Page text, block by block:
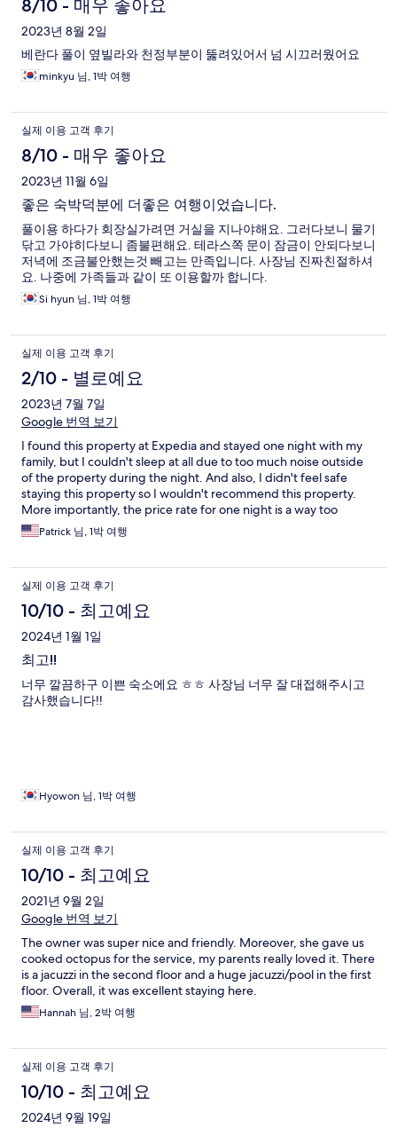
8/10 - 매우 좋아요
2023년 8월 2일
베란다 풀이 옆빌라와 천정부분이 뚫려있어서 넘 시끄러웠어요
minkyu 님, 1박 여행
실제 이용 고객 후기
8/10 - 매우 좋아요
2023년 11월 6일
좋은 숙박덕분에 더좋은 여행이었습니다.
풀이용 하다가 회장실가려면 거실을 지나야해요. 그러다보니 물기
닦고 가야히다보니 좀불편해요. 테라스쪽 문이 잠금이 안되다보니
저녁에 조금불안했는것 빼고는 만족입니다. 사장님 진짜친절하셔
요. 나중에 가족들과 같이 또 이용할까 합니다.
Si hyun 님, 1박 여행
실제 이용 고객 후기
2/10 - 별로예요
2023년 7월 7일
Google 번역 보기
I found this property at Expedia and stayed one night with my
family, but I couldn't sleep at all due to too much noise outside
of the property during the night. And also, I didn't feel safe
staying this property so I wouldn't recommend this property.
More importantly, the price rate for one night is a way too
expensive considering all things in this property. Overall, I didn't
have a good experience with this property.
Patrick 님, 1박 여행
실제 이용 고객 후기
10/10 - 최고예요
2024년 1월 1일
최고!!
너무 깔끔하구 이쁜 숙소에요 ㅎㅎ 사장님 너무 잘 대접해주시고
감사했습니다!!
Hyowon 님, 1박 여행
실제 이용 고객 후기
10/10 - 최고예요
2021년 9월 2일
Google 번역 보기
The owner was super nice and friendly. Moreover, she gave us
cooked octopus for the service, my parents really loved it. There
is a jacuzzi in the second floor and a huge jacuzzi/pool in the first
floor. Overall, it was excellent staying here.
Hannah 님, 2박 여행
실제 이용 고객 후기
10/10 - 최고예요
2024년 9월 19일